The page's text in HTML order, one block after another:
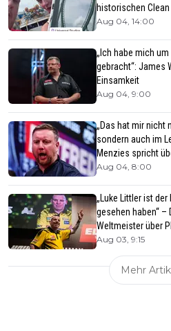
historischen Clean
Aug 04, 14:00
„Ich habe mich
gebracht“: James
Einsamkeit
Aug 04, 9:00
„Das hat mir nicht
sondern auch im
Menzies spricht
Aug 04, 8:00
„Luke Littler ist
gesehen haben“ –
Weltmeister über
Aug 03, 9:15
Mehr